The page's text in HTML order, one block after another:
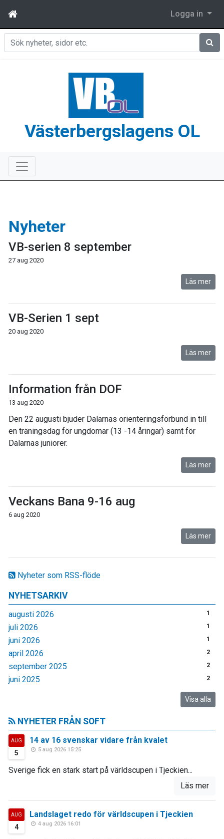
Logga in
Sök
Västerbergslagens OL
Nyheter som RSS-flöde
NYHETSARKIV
augusti 2026 1
juli 2026 1
juni 2026 1
april 2026 2
september 2025 2
juni 2025 2
Visa alla
Nyheter
VB-serien 8 september
27 aug 2020
Läs mer
VB-Serien 1 sept
20 aug 2020
Läs mer
Information från DOF
13 aug 2020
Den 22 augusti bjuder Dalarnas orienteringsförbund in till
en träningsdag för ungdomar (13 -14 åringar) samt för
Dalarnas juniorer.
Läs mer
Veckans Bana 9-16 aug
6 aug 2020
Läs mer
NYHETER FRÅN SOFT
AUG
5
14 av 16 svenskar vidare från kvalet
5 aug 2026 15:25
Sverige fick en stark start på världscupen i Tjeckien...
Läs mer
AUG
4
Landslaget redo för världscupen i Tjeckien
4 aug 2026 16:01